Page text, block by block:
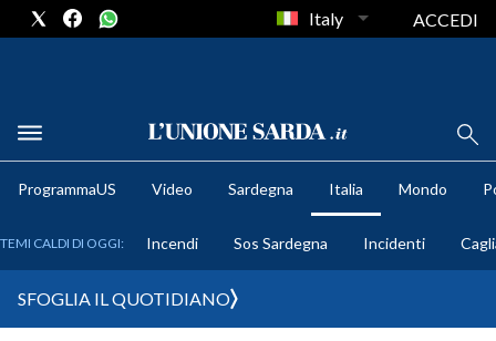
METEO
Italy ACCEDI
ProgrammaUS Video Sardegna Italia Mondo
TEMI CALDI DI OGGI: Incendi Sos Sardegna Incidenti
SFOGLIA IL QUOTIDIANO